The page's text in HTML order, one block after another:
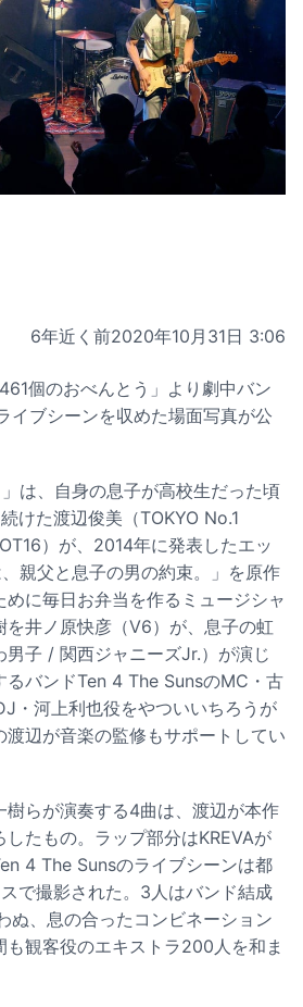
6年近く前2020年10月31日 3:06
個のおべんとう」より劇中バン
イブシーンを収めた場面写真が公
」は、自身の息子が高校生だった頃
けた渡辺俊美（TOKYO No.1
）が、2014年に発表したエッ
親父と息子の男の約束。」を原作
めに毎日お弁当を作るミュージシャ
を井ノ原快彦（V6）が、息子の虹
男子 / 関西ジャニーズJr.）が演じ
るバンドTen 4 The SunsのMC・古
・河上利也役をやついいちろうが
辺が音楽の監修もサポートしてい
樹らが演奏する4曲は、渡辺が本作
たもの。ラップ部分はKREVAが
4 The Sunsのライブシーンは都
で撮影された。3人はバンド結成
ぬ、息の合ったコンビネーション
も観客役のエキストラ200人を和ま